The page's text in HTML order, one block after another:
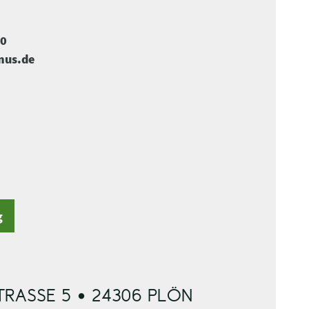
5 • 24306 PLÖN